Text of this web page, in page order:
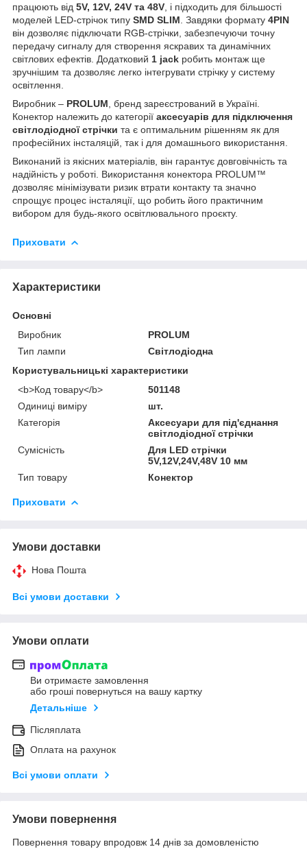
працюють від 5V, 12V, 24V та 48V , і підходить для більшості
моделей LED-стрічок типу SMD SLIM . Завдяки формату 4PIN
він дозволяє підключати RGB-стрічки, забезпечуючи точну
передачу сигналу для створення яскравих та динамічних
світлових ефектів. Додатковий 1 jack робить монтаж ще
зручнішим та дозволяє легко інтегрувати стрічку у систему
освітлення.
Виробник – PROLUM , бренд зареєстрований в Україні.
Конектор належить до категорії аксесуарів для підключення
світлодіодної стрічки та є оптимальним рішенням як для
професійних інсталяцій, так і для домашнього використання.
Виконаний із якісних матеріалів, він гарантує довговічність та
надійність у роботі. Використання конектора PROLUM™
дозволяє мінімізувати ризик втрати контакту та значно
спрощує процес інсталяції, що робить його практичним
вибором для будь-якого освітлювального проєкту.
Приховати
Характеристики
Основні
Виробник
PROLUM
Тип лампи
Світлодіодна
Користувальницькі характеристики
<b>Код товару</b>
501148
Одиниці виміру
шт.
Категорія
Аксесуари для під'єднання
світлодіодної стрічки
Сумісність
Для LED стрічки
5V,12V,24V,48V 10 мм
Тип товару
Конектор
Приховати
Умови доставки
Нова Пошта
Всі умови доставки
Умови оплати
Ви отримаєте замовлення
або гроші повернуться на вашу картку
Детальніше
Післяплата
Оплата на рахунок
Всі умови оплати
Умови повернення
Повернення товару впродовж 14 днів за домовленістю